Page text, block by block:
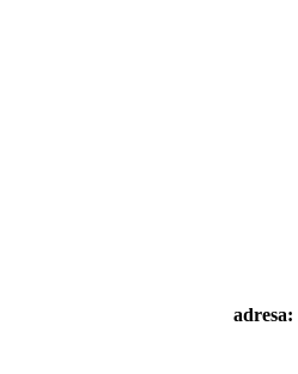
adresa: